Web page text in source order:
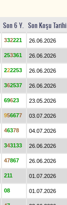
Son 6 Y. Son Koşu Tarihi
332221 26.06.2026
253361 26.06.2026
222253 26.06.2026
362537 26.06.2026
69623 23.05.2026
956677 03.07.2026
46378 04.07.2026
343133 26.06.2026
47867 26.06.2026
211 01.07.2026
08 01.07.2026